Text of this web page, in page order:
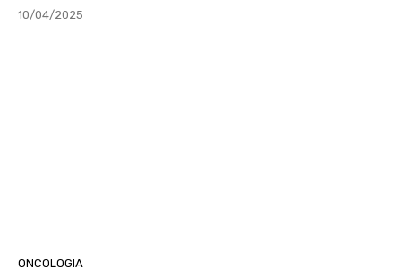
10/04/2025
ONCOLOGIA